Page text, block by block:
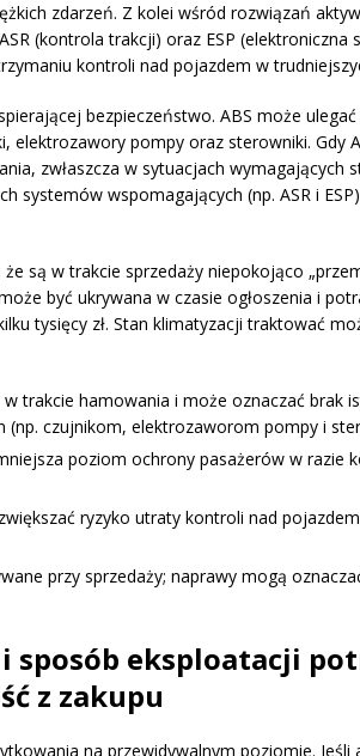
zdarzeń. Z kolei wśród rozwiązań
(kontrola trakcji) oraz ESP (elektroniczna
kontroli nad pojazdem w
bezpieczeństwo. ABS może
elektrozawory pompy oraz sterowniki. Gdy
zwłaszcza w sytuacjach wymagających
systemów wspomagających (np. ASR i
są w trakcie sprzedaży niepokojąco
być ukrywana w czasie ogłoszenia i
tysięcy zł. Stan klimatyzacji traktować
trakcie hamowania i może oznaczać brak
(np. czujnikom, elektrozaworom pompy i
poziom ochrony pasażerów w razie
ryzyko utraty kontroli nad
przy sprzedaży; naprawy mogą
sposób eksploatacji
z zakupu
na przewidywalnym poziomie. Jeśli